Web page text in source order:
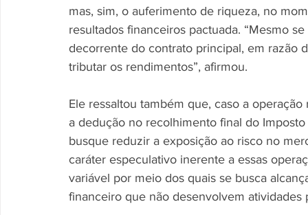
mas, sim, o auferimento de riqueza, no
resultados financeiros pactuada. “Mesmo
decorrente do contrato principal, em razão
tributar os rendimentos”, afirmou.
Ele ressaltou também que, caso a
a dedução no recolhimento final do
busque reduzir a exposição ao risco no
caráter especulativo inerente a essas
variável por meio dos quais se busca
financeiro que não desenvolvem atividades